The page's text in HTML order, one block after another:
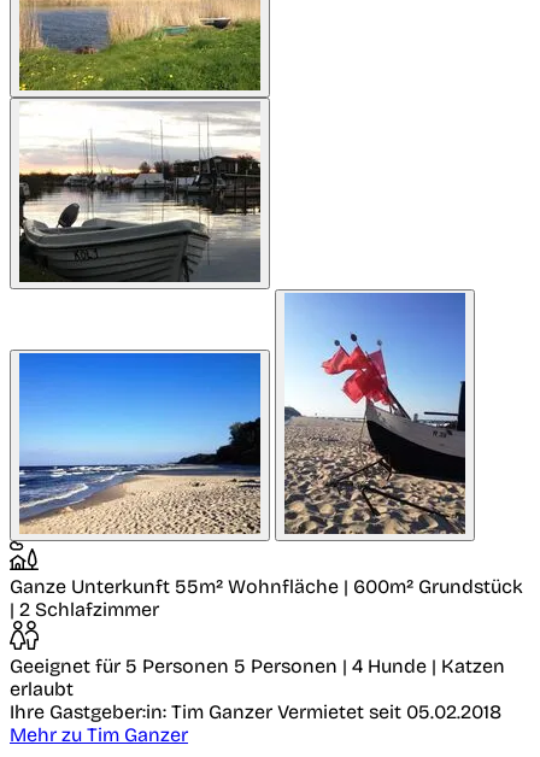
Ganze Unterkunft 55m² Wohnfläche | 600m² Grundstück
| 2 Schlafzimmer
Geeignet für 5 Personen 5 Personen | 4 Hunde | Katzen
erlaubt
Ihre Gastgeber:in: Tim Ganzer Vermietet seit 05.02.2018
Mehr zu Tim Ganzer